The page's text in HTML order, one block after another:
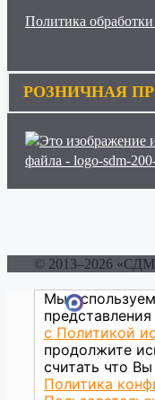
Политика
РОЗНИЧНАЯ
© 2013–2026
Мы
с Политикой
продолжите
считать что
Политика